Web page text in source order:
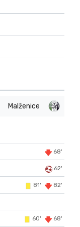
Malženice
68'
62'
81' 82'
60' 68'